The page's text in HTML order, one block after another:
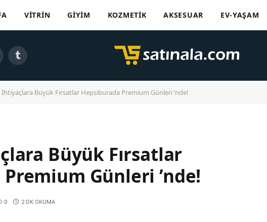
VITRIN GIYIM KOZMETIK AKSESUAR EV-YAŞAM
Tumblr
İhtiyaçlara Büyük Fırsatlar Hepsiburada Premium Günleri ’nde!
Büyük Fırsatlar
Günleri ’nde!
0 2 DK OKUMA